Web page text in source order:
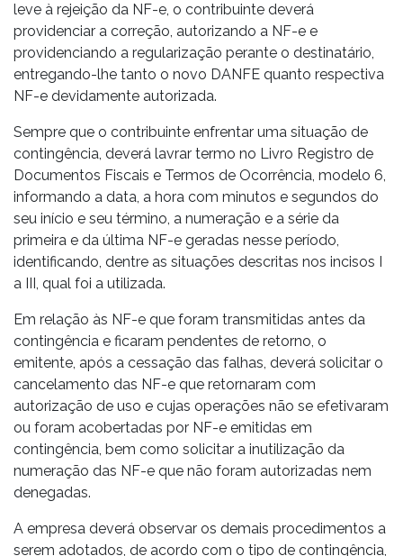
leve à rejeição da NF-e, o contribuinte deverá
providenciar a correção, autorizando a NF-e e
providenciando a regularização perante o destinatário,
entregando-lhe tanto o novo DANFE quanto respectiva
NF-e devidamente autorizada.
Sempre que o contribuinte enfrentar uma situação de
contingência, deverá lavrar termo no Livro Registro de
Documentos Fiscais e Termos de Ocorrência, modelo 6,
informando a data, a hora com minutos e segundos do
seu início e seu término, a numeração e a série da
primeira e da última NF-e geradas nesse período,
identificando, dentre as situações descritas nos incisos I
a III, qual foi a utilizada.
Em relação às NF-e que foram transmitidas antes da
contingência e ficaram pendentes de retorno, o
emitente, após a cessação das falhas, deverá solicitar o
cancelamento das NF-e que retornaram com
autorização de uso e cujas operações não se efetivaram
ou foram acobertadas por NF-e emitidas em
contingência, bem como solicitar a inutilização da
numeração das NF-e que não foram autorizadas nem
denegadas.
A empresa deverá observar os demais procedimentos a
serem adotados, de acordo com o tipo de contingência,